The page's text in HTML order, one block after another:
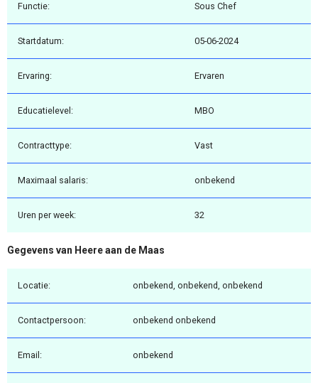
Functie: Sous Chef
Startdatum: 05-06-2024
Ervaring: Ervaren
Educatielevel: MBO
Contracttype: Vast
Maximaal salaris: onbekend
Uren per week: 32
Gegevens van Heere aan de Maas
Locatie: onbekend, onbekend, onbekend
Contactpersoon: onbekend onbekend
Email: onbekend